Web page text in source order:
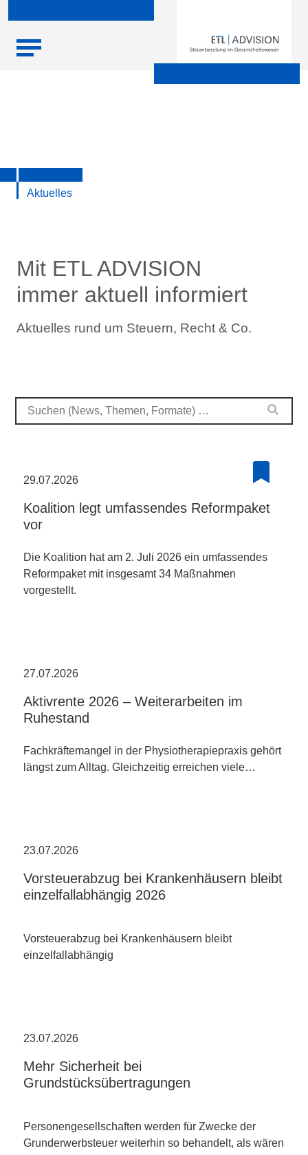
Skip
content
Finanzen
Aktuelles
Mit ETL ADVISION
immer aktuell informiert
Aktuelles rund um Steuern, Recht & Co.
29.07.2026
Koalition legt umfassendes Reformpaket
vor
Die Koalition hat am 2. Juli 2026 ein umfassendes
Reformpaket mit insgesamt 34 Maßnahmen
vorgestellt.
27.07.2026
Aktivrente 2026 – Weiterarbeiten im
Ruhestand
Fachkräftemangel in der Physiotherapiepraxis gehört
längst zum Alltag. Gleichzeitig erreichen viele…
23.07.2026
Vorsteuerabzug bei Krankenhäusern bleibt
einzelfallabhängig 2026
Vorsteuerabzug bei Krankenhäusern bleibt
einzelfallabhängig
23.07.2026
Mehr Sicherheit bei
Grundstücksübertragungen
Personengesellschaften werden für Zwecke der
Grunderwerbsteuer weiterhin so behandelt, als wären